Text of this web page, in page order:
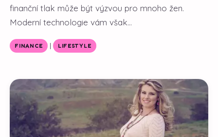
finanční tlak může být výzvou pro mnoho žen.
Moderní technologie vám však...
FINANCE | LIFESTYLE